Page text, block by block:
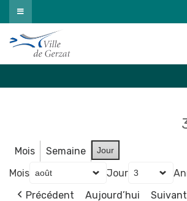
Passer
au
contenu
Mois Semaine Jour
Mois Jour
Précédent
Aujourd’hui Suivant